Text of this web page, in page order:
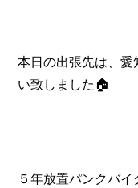
本日の出張先は、
い致しました🏠
５年放置パンクバ